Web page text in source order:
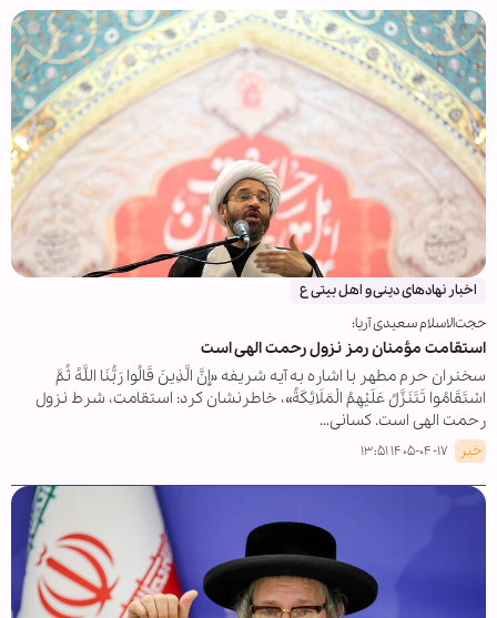
اخبار نهادهای دینی و اهل بیتی ع
حجت‌الاسلام سعیدی آریا:
استقامت مؤمنان رمز نزول رحمت الهی است
سخنران حرم مطهر با اشاره به آیه شریفه «إِنَّ الَّذِینَ قَالُوا رَبُّنَا اللَّهُ ثُمَّ
اسْتَقَامُوا تَتَنَزَّلُ عَلَیْهِمُ الْمَلَائِکَةُ»، خاطرنشان کرد: استقامت، شرط نزول
رحمت الهی است. کسانی…
خبر ۱۴۰۵-۰۴-۱۷ ۱۳:۵۱